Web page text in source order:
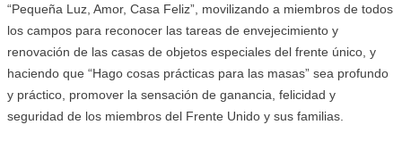
“Pequeña Luz, Amor, Casa Feliz”, movilizando a miembros de todos
los campos para reconocer las tareas de envejecimiento y
renovación de las casas de objetos especiales del frente único, y
haciendo que “Hago cosas prácticas para las masas” sea profundo
y práctico, promover la sensación de ganancia, felicidad y
seguridad de los miembros del Frente Unido y sus familias.